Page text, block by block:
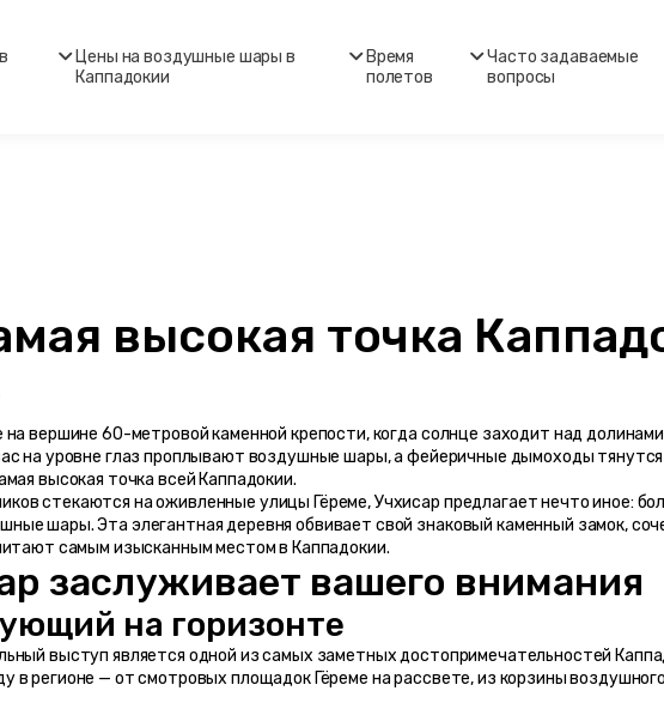
Цены на воздушные шары в
Каппадокии
Время
полетов
Часто задаваемые
вопросы
высокая точка
вершине 60-метровой каменной крепости, когда солнце заходит над
на уровне глаз проплывают воздушные шары, а фейеричные дымоходы
высокая точка всей Каппадокии.
стекаются на оживленные улицы Гёреме, Учхисар предлагает нечто иное:
шары. Эта элегантная деревня обвивает свой знаковый каменный замок,
самым изысканным местом в Каппадокии.
заслуживает вашего внимания
на горизонте
выступ является одной из самых заметных достопримечательностей
в регионе — от смотровых площадок Гёреме на рассвете, из корзины